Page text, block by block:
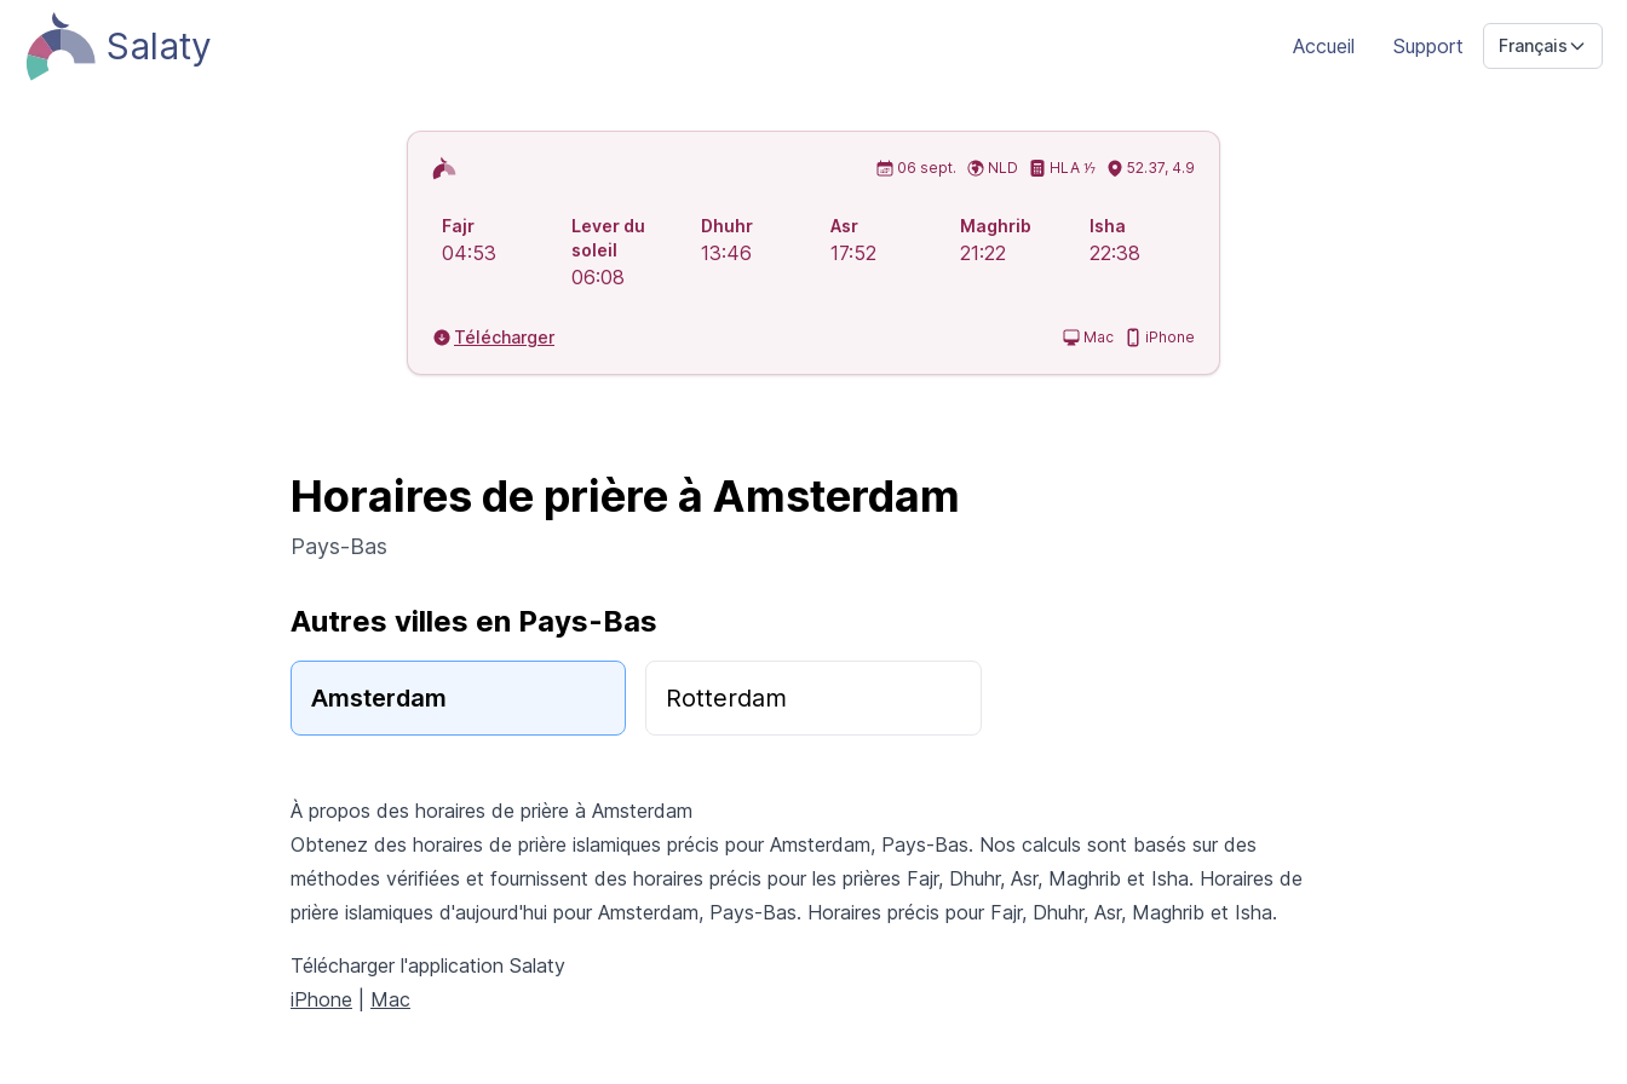
Salaty Accueil Support Français
Horaires de prière islamiques 06 sept. NLD HLA ⅐ 52.37, 4.9
Fajr
04:53
Lever du
soleil
06:08
Dhuhr
13:46
Asr
17:52
Maghrib
21:22
Isha
22:38
Télécharger Mac iPhone
Horaires de prière à Amsterdam
Pays-Bas
Autres villes en Pays-Bas
Amsterdam Rotterdam
À propos des horaires de prière à Amsterdam
Obtenez des horaires de prière islamiques précis pour Amsterdam, Pays-Bas. Nos calculs sont basés sur des
méthodes vérifiées et fournissent des horaires précis pour les prières Fajr, Dhuhr, Asr, Maghrib et Isha. Horaires de
prière islamiques d'aujourd'hui pour Amsterdam, Pays-Bas. Horaires précis pour Fajr, Dhuhr, Asr, Maghrib et Isha.
Télécharger l'application Salaty
iPhone
Mac